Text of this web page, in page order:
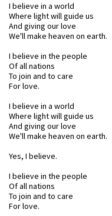
I believe in a world
Where light will guide us
And giving our love
We'll make heaven on earth.
I believe in the people
Of all nations
To join and to care
For love.
I believe in a world
Where light will guide us
And giving our love
We'll make heaven on earth.
Yes, I believe.
I believe in the people
Of all nations
To join and to care
For love.